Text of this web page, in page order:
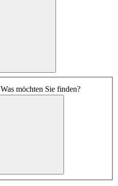
Was möchten Sie finden?